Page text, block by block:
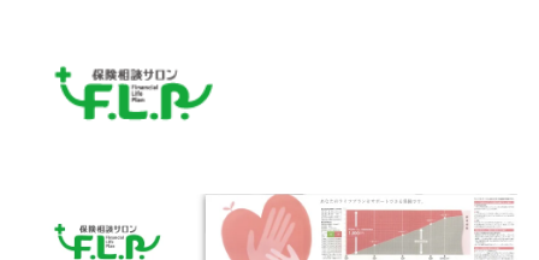
WORKS
BRANDINGブランディング
GRAPHIC グラフィックデザイン